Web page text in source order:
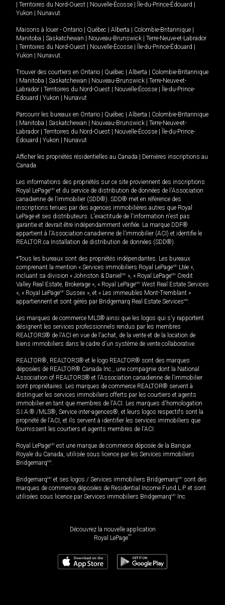
Territoires du Nord-Ouest Nouvelle-Écosse Île-du-Prince-Édouard
Yukon
Nunavut.
Maisons à louer - Ontario Québec Alberta Colombie-Britannique
Manitoba
Saskatchewan Nouveau-Brunswick
Terre-Neuve-et-Labrador
Territoires du Nord-Ouest Nouvelle-Écosse Île-du-Prince-Édouard
Yukon
Nunavut.
Trouver des courtiers en Ontario Québec Alberta
Colombie-Britannique
Manitoba Saskatchewan Nouveau-Brunswick
Terre-Neuve-et-
Labrador
Territoires du Nord-Ouest Nouvelle-Écosse
Île-du-Prince-
Édouard
Yukon Nunavut
Parcourir les bureaux en Ontario Québec Alberta
Colombie-Britannique
Manitoba Saskatchewan Nouveau-Brunswick
Terre-Neuve-et-
Labrador
Territoires du Nord-Ouest Nouvelle-Écosse
Île-du-Prince-
Édouard
Yukon Nunavut
Afficher les propriétés résidentielles au Canada
Dernières inscriptions au
Canada
Les informations des propriétés sur ce site proviennent des inscriptions
Royal LePageMD et du service de distribution de données de l'Association
canadienne de l’immobilier (SDD®). SDD® met en référence des
inscriptions tenues par des agences immobilières autres que Royal
LePage et ses distributeurs. L'exactitude de l'information n'est pas
garantie et devrait être indépendamment vérifiée. La marque DDF®
appartient à l'Association canadienne de l’immobilier (ACI) et identifie le
REALTOR.ca Installation de distribution de données (SDD®).
*Tous les bureaux sont des propriétés indépendantes. Les bureaux
comprenant la mention « Services immobiliers Royal LePageMD Ltée »,
incluant sa division « Johnston & Daniel MD », « Royal LePageMD Credit
Valley Real Estate, Brokerage », « Royal LePageMD West Real Estate Services
», « Royal LePageMD Sussex », et « Les immeubles Mont-Tremblant »
appartiennent et sont gérés par Bridgemarq Real Estate ServicesMD.
Les marques de commerce MLS® ainsi que les logos qui s'y rapportent
désignent les services professionnels rendus par les membres
REALTORS® de l'ACI en vue de l'achat, de la vente et de la location de
biens immobiliers dans le cadre d'un système de vente collaborative.
REALTOR®, REALTORS® et le logo REALTOR® sont des marques
déposées de REALTOR® Canada Inc., une compagnie dont la National
Association of REALTORS® et l'Association canadienne de l’immobilier
sont propriétaires. Les marques de commerce REALTOR® servent à
distinguer les services immobiliers offerts par les courtiers et agents
immobilier en tant que membres de l'ACI. Les marques d'homologation
S.I.A.® /MLS®, Service inter-agences®, et leurs logos respectifs sont la
propriété de l'ACI, et ils servent à identifier les services immobiliers que
fournissent les courtiers et agents membres de l'ACI.
Royal LePageMD est une marque de commerce déposée de la Banque
Royale du Canada, utilisée sous licence par les Services immobiliers
BridgemarqMD.
BridgemarqMD et ses logos / Services immobiliers BridgemarqMD sont des
marques de commerce déposées de Residential Income Fund L.P. et sont
utilisées sous licence par Services immobiliers BridgemarqMD Inc.
Découvrez la nouvelle application
Royal LePageMD